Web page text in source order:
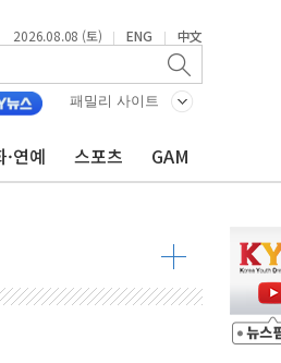
2026.08.08 (토) | ENG | 中文
패밀리 사이트
·연예 스포츠 GAM
나흘 연속 최고치